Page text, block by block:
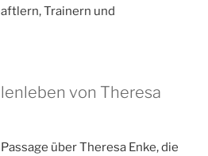
Trainern und
von Theresa
über Theresa Enke, die